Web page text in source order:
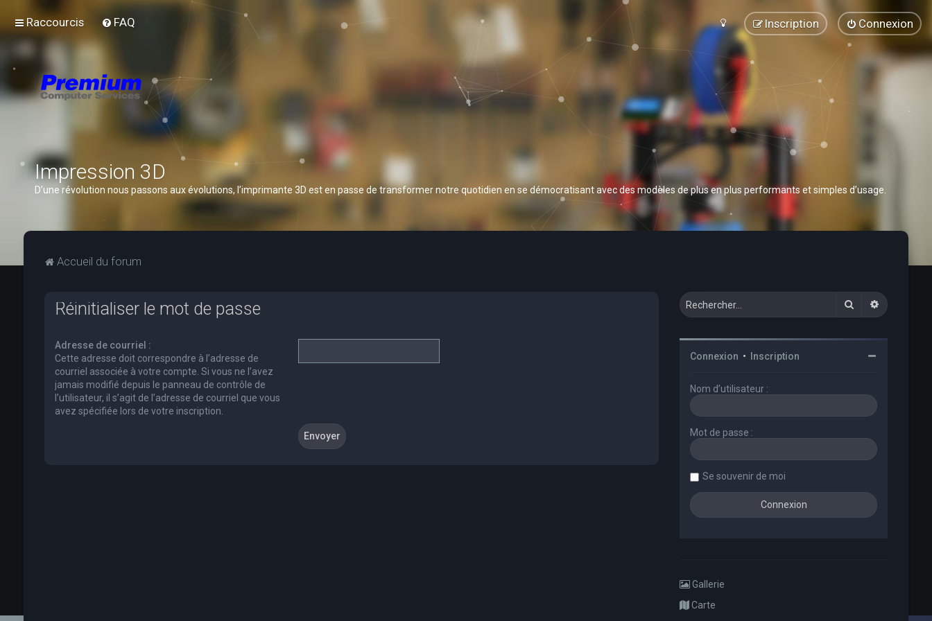
Raccourcis FAQ Connexion
Inscription
Impression 3D
D’une révolution nous passons aux évolutions, l’imprimante 3D est en passe de transformer notre quotidien en se démocratisant avec des modèles de plus en plus performants et simples d’usage.
Accueil du forum
Réinitialiser le mot de passe
Adresse de courriel :
Cette adresse doit correspondre à l’adresse de
courriel associée à votre compte. Si vous ne l’avez
jamais modifié depuis le panneau de contrôle de
l’utilisateur, il s’agit de l’adresse de courriel que vous
avez spécifiée lors de votre inscription.
Rechercher
Connexion • Inscription
Nom d’utilisateur :
Mot de passe :
Se souvenir de moi
Gallerie
Carte